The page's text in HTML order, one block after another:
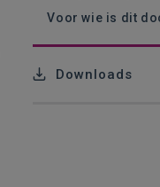
Voor wie is dit
Downloads